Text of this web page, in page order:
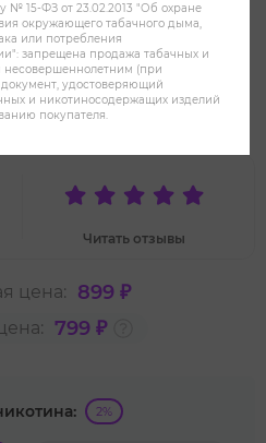
Мультифрукт -
fruit
Читать отзывы
цена: 899 ₽
799 ₽
2%
№ 15-ФЗ от 23.02.2013 "Об охране
окружающего табачного дыма,
или потребления
запрещена продажа табачных и
(при
удостоверяющий
и никотиносодержащих изделий
покупателя.